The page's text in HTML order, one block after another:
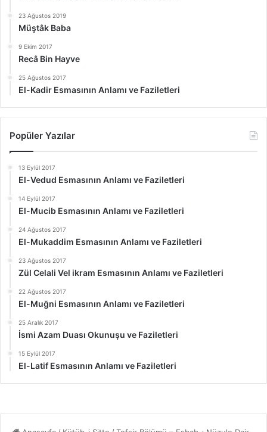
23 Ağustos 2019
Müştâk Baba
9 Ekim 2017
Recâ Bin Hayve
25 Ağustos 2017
El-Kadir Esmasının Anlamı ve Faziletleri
Popüler Yazılar
13 Eylül 2017
El-Vedud Esmasının Anlamı ve Faziletleri
14 Eylül 2017
El-Mucib Esmasının Anlamı ve Faziletleri
24 Ağustos 2017
El-Mukaddim Esmasının Anlamı ve Faziletleri
23 Ağustos 2017
Zül Celali Vel ikram Esmasının Anlamı ve Faziletleri
22 Ağustos 2017
El-Muğni Esmasının Anlamı ve Faziletleri
25 Aralık 2017
İsmi Azam Duası Okunuşu ve Faziletleri
15 Eylül 2017
El-Latif Esmasının Anlamı ve Faziletleri